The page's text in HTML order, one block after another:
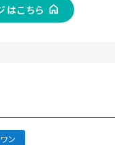
はこちら
ン